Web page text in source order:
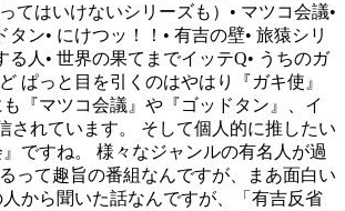
てはいけないシリーズも）• マツコ会議•
タン• にけつッ！！• 有吉の壁• 旅猿シリ
る人• 世界の果てまでイッテQ• うちのガ
ぱっと目を引くのはやはり『ガキ使』
『マツコ会議』や『ゴッドタン』、イ
されています。 そして個人的に推したい
ですね。 様々なジャンルの有名人が過
って趣旨の番組なんですが、まあ面白い
から聞いた話なんですが、「有吉反省